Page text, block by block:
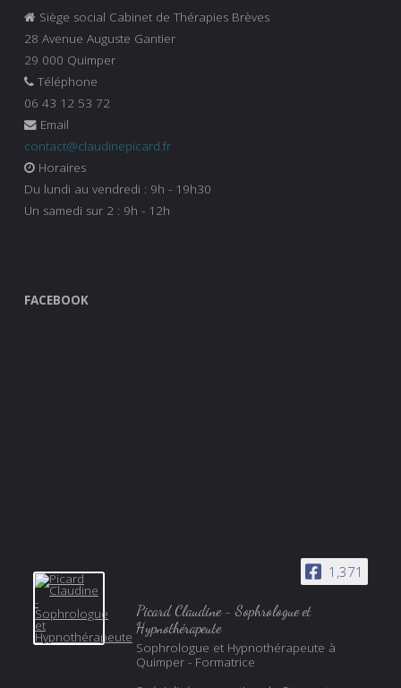
Siège social Cabinet de Thérapies Brèves
28 Avenue Auguste Gantier
29 000 Quimper
Téléphone
06 43 12 53 72
Email
contact@claudinepicard.fr
Horaires
Du lundi au vendredi : 9h - 19h30
Un samedi sur 2 : 9h - 12h
FACEBOOK
1,371
Picard Claudine - Sophrologue et
Hypnothérapeute
Sophrologue et Hypnothérapeute à
Quimper - Formatrice